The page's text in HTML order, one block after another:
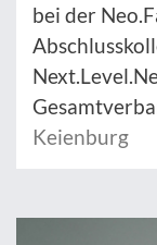
bei der
Keienburg